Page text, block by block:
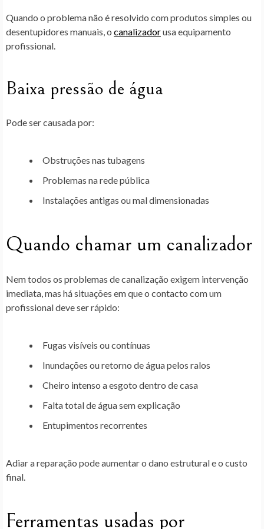
Quando o problema não é resolvido com produtos simples ou
desentupidores manuais, o canalizadorusa equipamento
profissional.
Baixa pressão de água
Pode ser causada por:
Obstruções nas tubagens
Problemas na rede pública
Instalações antigas ou mal dimensionadas
Quando chamar um canalizador
Nem todos os problemas de canalização exigem intervenção
imediata, mas há situações em que o contacto com um
profissional deve ser rápido:
Fugas visíveis ou contínuas
Inundações ou retorno de água pelos ralos
Cheiro intenso a esgoto dentro de casa
Falta total de água sem explicação
Entupimentos recorrentes
Adiar a reparação pode aumentar o dano estrutural e o custo
final.
Ferramentas usadas por